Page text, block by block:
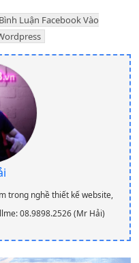
Luận Facebook Vào
trong nghề thiết kế website,
08.9898.2526 (Mr Hải)